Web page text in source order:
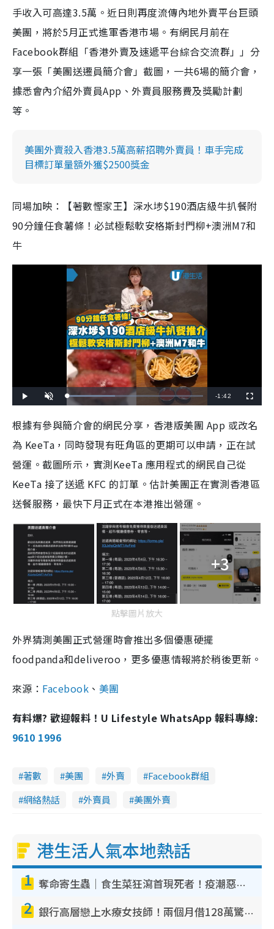
手收入可高達3.5萬。近日則再度流傳內地外賣平台巨頭
美團，將於5月正式進軍香港市場。有網民月前在
Facebook群組「香港外賣及速遞平台綜合交流群」」分
享一張「美團送遷員簡介會」截圖，一共6場的簡介會，
據悉會內介紹外賣員App、外賣員服務費及獎勵計劃
等。
美團外賣殺入香港3.5萬高薪招聘外賣員！車手完成
目標訂單量額外獲$2500獎金
同場加映：【著數慳家王】深水埗$190酒店級牛扒餐附
90分鐘任食薯條！必試極鬆軟安格斯封門柳+澳洲M7和
牛
l
n
t
e
L
o
e
d
3
5
3
%
R
m
a
i
n
n
T
i
-1:42
u
s
c
e
e
根據有參與簡介會的網民分享，香港版美團 App 或改名
為 KeeTa，同時發現有旺角區的更期可以申請，正在試
營運。截圖所示，實測KeeTa 應用程式的網民自己從
KeeTa 接了送遞 KFC 的訂單。估計美團正在實測香港區
送餐服務，最快下月正式在本港推出營運。
+3
點擊圖片放大
外界猜測美團正式營運時會推出多個優惠硬擺
foodpanda和deliveroo，更多優惠情報將於稍後更新。
來源： Facebook 、 美團
有料爆? 歡迎報料！U Lifestyle WhatsApp 報料專線:
9610 1996
著數 美團 外賣
Facebook群組
網絡熱話
外賣員 美團外賣
港生活人氣本地熱話
1 奪命寄生蟲｜食生菜狂瀉首現死者！疫潮惡化錄1.8萬宗病例 揭洗菜3大謬誤
2 銀行高層戀上水療女技師！兩個月借128萬驚覺「沉船」沉落火海 揭背後疑似邪教操控賣淫